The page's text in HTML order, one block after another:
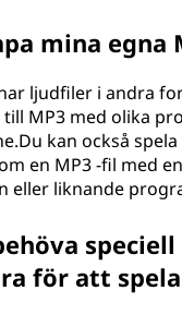
mina egna
ljudfiler i andra
MP3 med olika
kan också
en MP3 -fil med
eller liknande
speciell
för att spela